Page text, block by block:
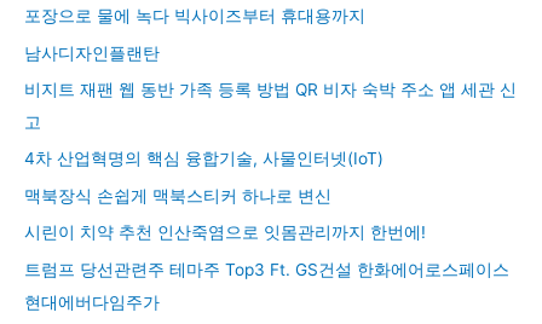
포장으로 물에 녹다 빅사이즈부터 휴대용까지
남사디자인플랜탄
비지트 재팬 웹 동반 가족 등록 방법 QR 비자 숙박 주소 앱 세관 신
고
4차 산업혁명의 핵심 융합기술, 사물인터넷(IoT)
맥북장식 손쉽게 맥북스티커 하나로 변신
시린이 치약 추천 인산죽염으로 잇몸관리까지 한번에!
트럼프 당선관련주 테마주 Top3 Ft. GS건설 한화에어로스페이스
현대에버다임주가